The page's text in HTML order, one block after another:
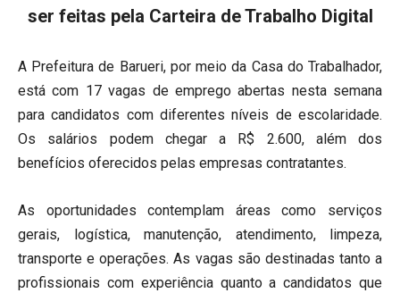
ser feitas pela Carteira de Trabalho Digital
A Prefeitura de Barueri, por meio da Casa do Trabalhador,
está com 17 vagas de emprego abertas nesta semana
para candidatos com diferentes níveis de escolaridade.
Os salários podem chegar a R$ 2.600, além dos
benefícios oferecidos pelas empresas contratantes.
As oportunidades contemplam áreas como serviços
gerais, logística, manutenção, atendimento, limpeza,
transporte e operações. As vagas são destinadas tanto a
profissionais com experiência quanto a candidatos que